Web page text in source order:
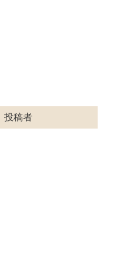
投稿者